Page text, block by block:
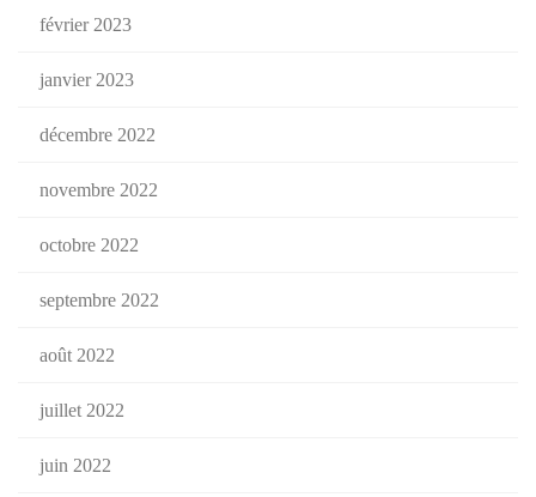
février 2023
janvier 2023
décembre 2022
novembre 2022
octobre 2022
septembre 2022
août 2022
juillet 2022
juin 2022